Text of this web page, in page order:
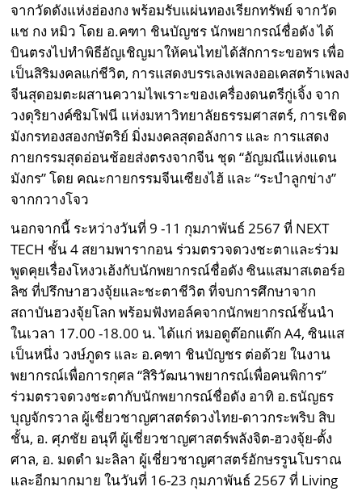
จากวัดดังแห่งฮ่องกง พร้อมรับแผ่นทองเรียกทรัพย์ จากวัด
แช กง หมิว โดย อ.คฑา ชินบัญชร นักพยากรณ์ชื่อดัง ได้
บินตรงไปทำพิธีอัญเชิญมาให้คนไทยได้สักการะขอพร เพื่อ
เป็นสิริมงคลแก่ชีวิต, การแสดงบรรเลงเพลงออเคสตร้าเพลง
จีนสุดอมตะผสานความไพเราะของเครื่องดนตรีกู่เจิ้ง จาก
วงดุริยางค์ซิมโฟนี แห่งมหาวิทยาลัยธรรมศาสตร์, การเชิด
มังกรทองสองกษัตริย์ มิ่งมงคลสุดอลังการ และ การแสดง
กายกรรมสุดอ่อนช้อยส่งตรงจากจีน ชุด “อัญมณีแห่งแดน
มังกร” โดย คณะกายกรรมจีนเซียงไฮ้ และ “ระบำลูกข่าง”
จากกวางโจว
นอกจากนี้ ระหว่างวันที่ 9 -11 กุมภาพันธ์ 2567 ที่ NEXT
TECH ชั้น 4 สยามพารากอน ร่วมตรวจดวงชะตาและร่วม
พูดคุยเรื่องโหงวเฮ้งกับนักพยากรณ์ชื่อดัง ซินแสมาสเตอร์อ
ลิซ ที่ปรึกษาฮวงจุ้ยและชะตาชีวิต ที่จบการศึกษาจาก
สถาบันฮวงจุ้ยโลก พร้อมฟังทอล์คจากนักพยากรณ์ชั้นนำ
ในเวลา 17.00 -18.00 น. ได้แก่ หมอดูต๊อกแต๊ก A4, ซินแส
เป็นหนึ่ง วงษ์ภูดร และ อ.คฑา ชินบัญชร ต่อด้วย ในงาน
พยากรณ์เพื่อการกุศล “สิริวัฒนาพยากรณ์เพื่อคนพิการ”
ร่วมตรวจดวงชะตากับนักพยากรณ์ชื่อดัง อาทิ อ.ธนัญธร
บุญจักรวาล ผู้เชี่ยวชาญศาสตร์ดวงไทย-ดาวกระพริบ สิบ
ชั้น, อ. ศุภชัย อนุที ผู้เชี่ยวชาญศาสตร์พลังจิต-ฮวงจุ้ย-ตั้ง
ศาล, อ. มดดำ มะลิลา ผู้เชี่ยวชาญศาสตร์อักษรรูนโบราณ
และอีกมากมาย ในวันที่ 16-23 กุมภาพันธ์ 2567 ที่ Living